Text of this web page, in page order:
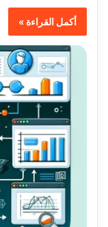
أكمل القراءة »